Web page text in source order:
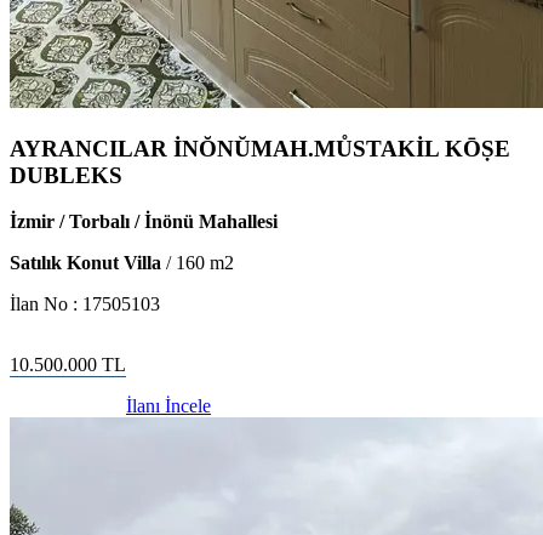
AYRANCILAR İNŎNŬMAH.MŮSTAKİL KŌṢE
DUBLEKS
İzmir / Torbalı / İnönü Mahallesi
Satılık Konut Villa / 160 m2
İlan No : 17505103
10.500.000 TL
İlanı İncele